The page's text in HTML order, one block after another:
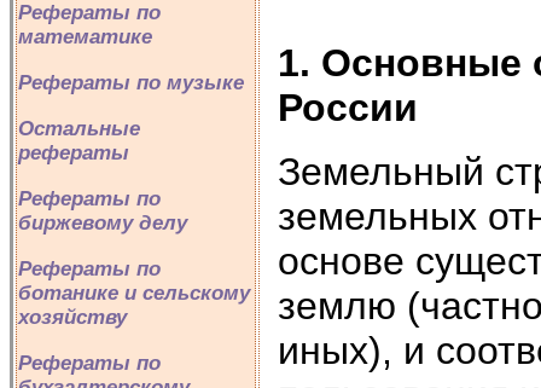
Рефераты по
математике
Рефераты по музыке
Остальные
рефераты
Рефераты по
биржевому делу
Рефераты по
ботанике и сельскому
хозяйству
Рефераты по
1. Основные
России
Земельный
земельных
основе
землю
иных), и